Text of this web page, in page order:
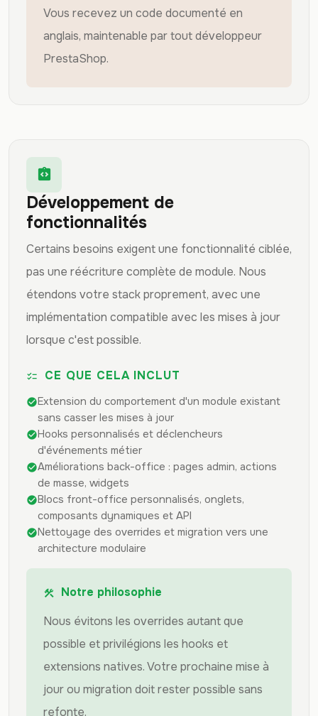
Vous recevez un code documenté en
anglais, maintenable par tout développeur
PrestaShop.
integration_instructions
Développement de
fonctionnalités
Certains besoins exigent une fonctionnalité ciblée,
pas une réécriture complète de module. Nous
étendons votre stack proprement, avec une
implémentation compatible avec les mises à jour
lorsque c'est possible.
checklist CE QUE CELA INCLUT
check_circleExtension du comportement d'un module existant
sans casser les mises à jour
check_circleHooks personnalisés et déclencheurs
d'événements métier
check_circleAméliorations back-office : pages admin, actions
de masse, widgets
check_circleBlocs front-office personnalisés, onglets,
composants dynamiques et API
check_circleNettoyage des overrides et migration vers une
architecture modulaire
construction
Notre philosophie
Nous évitons les overrides autant que
possible et privilégions les hooks et
extensions natives. Votre prochaine mise à
jour ou migration doit rester possible sans
refonte.